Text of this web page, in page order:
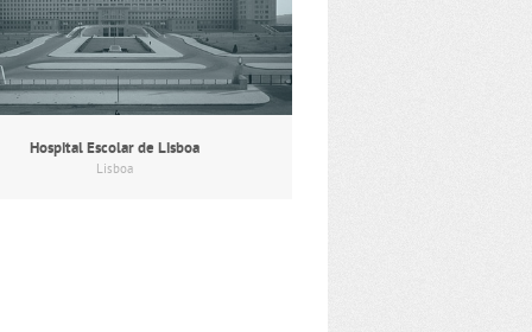
Hospital Escolar de Lisboa
Lisboa